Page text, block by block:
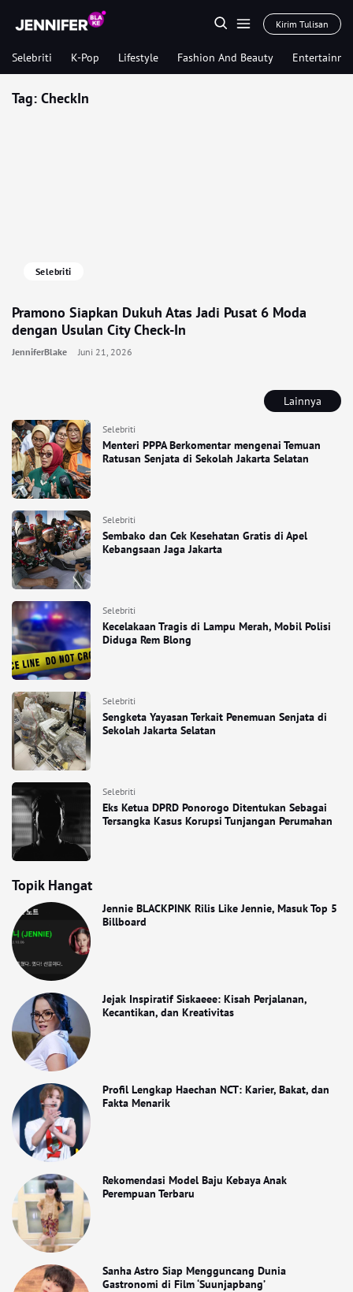
Kirim Tulisan
Selebriti K-Pop Lifestyle Fashion And Beauty
Lainnya
Selebriti
Menteri PPPA Berkomentar mengenai Temuan
Ratusan Senjata di Sekolah Jakarta Selatan
Selebriti
Sembako dan Cek Kesehatan Gratis di Apel
Kebangsaan Jaga Jakarta
Selebriti
Kecelakaan Tragis di Lampu Merah, Mobil Polisi
Diduga Rem Blong
Selebriti
Sengketa Yayasan Terkait Penemuan Senjata di
Sekolah Jakarta Selatan
Selebriti
Eks Ketua DPRD Ponorogo Ditentukan Sebagai
Tersangka Kasus Korupsi Tunjangan Perumahan
Topik Hangat
Jennie BLACKPINK Rilis Like Jennie, Masuk Top 5
Billboard
Jejak Inspiratif Siskaeee: Kisah Perjalanan,
Kecantikan, dan Kreativitas
Profil Lengkap Haechan NCT: Karier, Bakat, dan
Fakta Menarik
Rekomendasi Model Baju Kebaya Anak
Perempuan Terbaru
Sanha Astro Siap Mengguncang Dunia
Gastronomi di Film ‘Suunjapbang’
Tag: CheckIn
Selebriti
Pramono Siapkan Dukuh Atas Jadi Pusat 6 Moda
dengan Usulan City Check-In
JenniferBlake Juni 21, 2026